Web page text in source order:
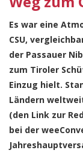
Es war eine
CSU,
der Passauer
zum Tiroler
Einzug hielt.
Ländern
(den Link zur
bei der